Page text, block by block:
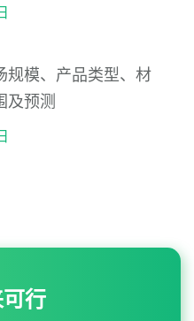
规模、产品类型、材
及预测
行